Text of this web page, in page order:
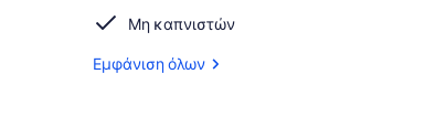
Μη καπνιστών
Εμφάνιση όλων